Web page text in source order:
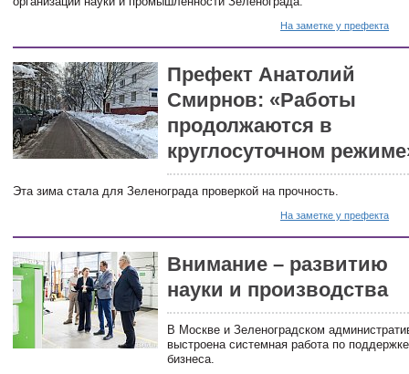
На заметке у префекта
Префект Анатолий
Смирнов: «Работы
продолжаются в
круглосуточном
Эта зима стала для Зеленограда проверкой на прочность.
На заметке у префекта
Внимание – развитию
науки и производства
В Москве и Зеленоградском
выстроена системная работа по
бизнеса.